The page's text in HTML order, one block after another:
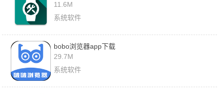
11.6M
系统软件
bobo浏览器app下载
29.7M
系统软件